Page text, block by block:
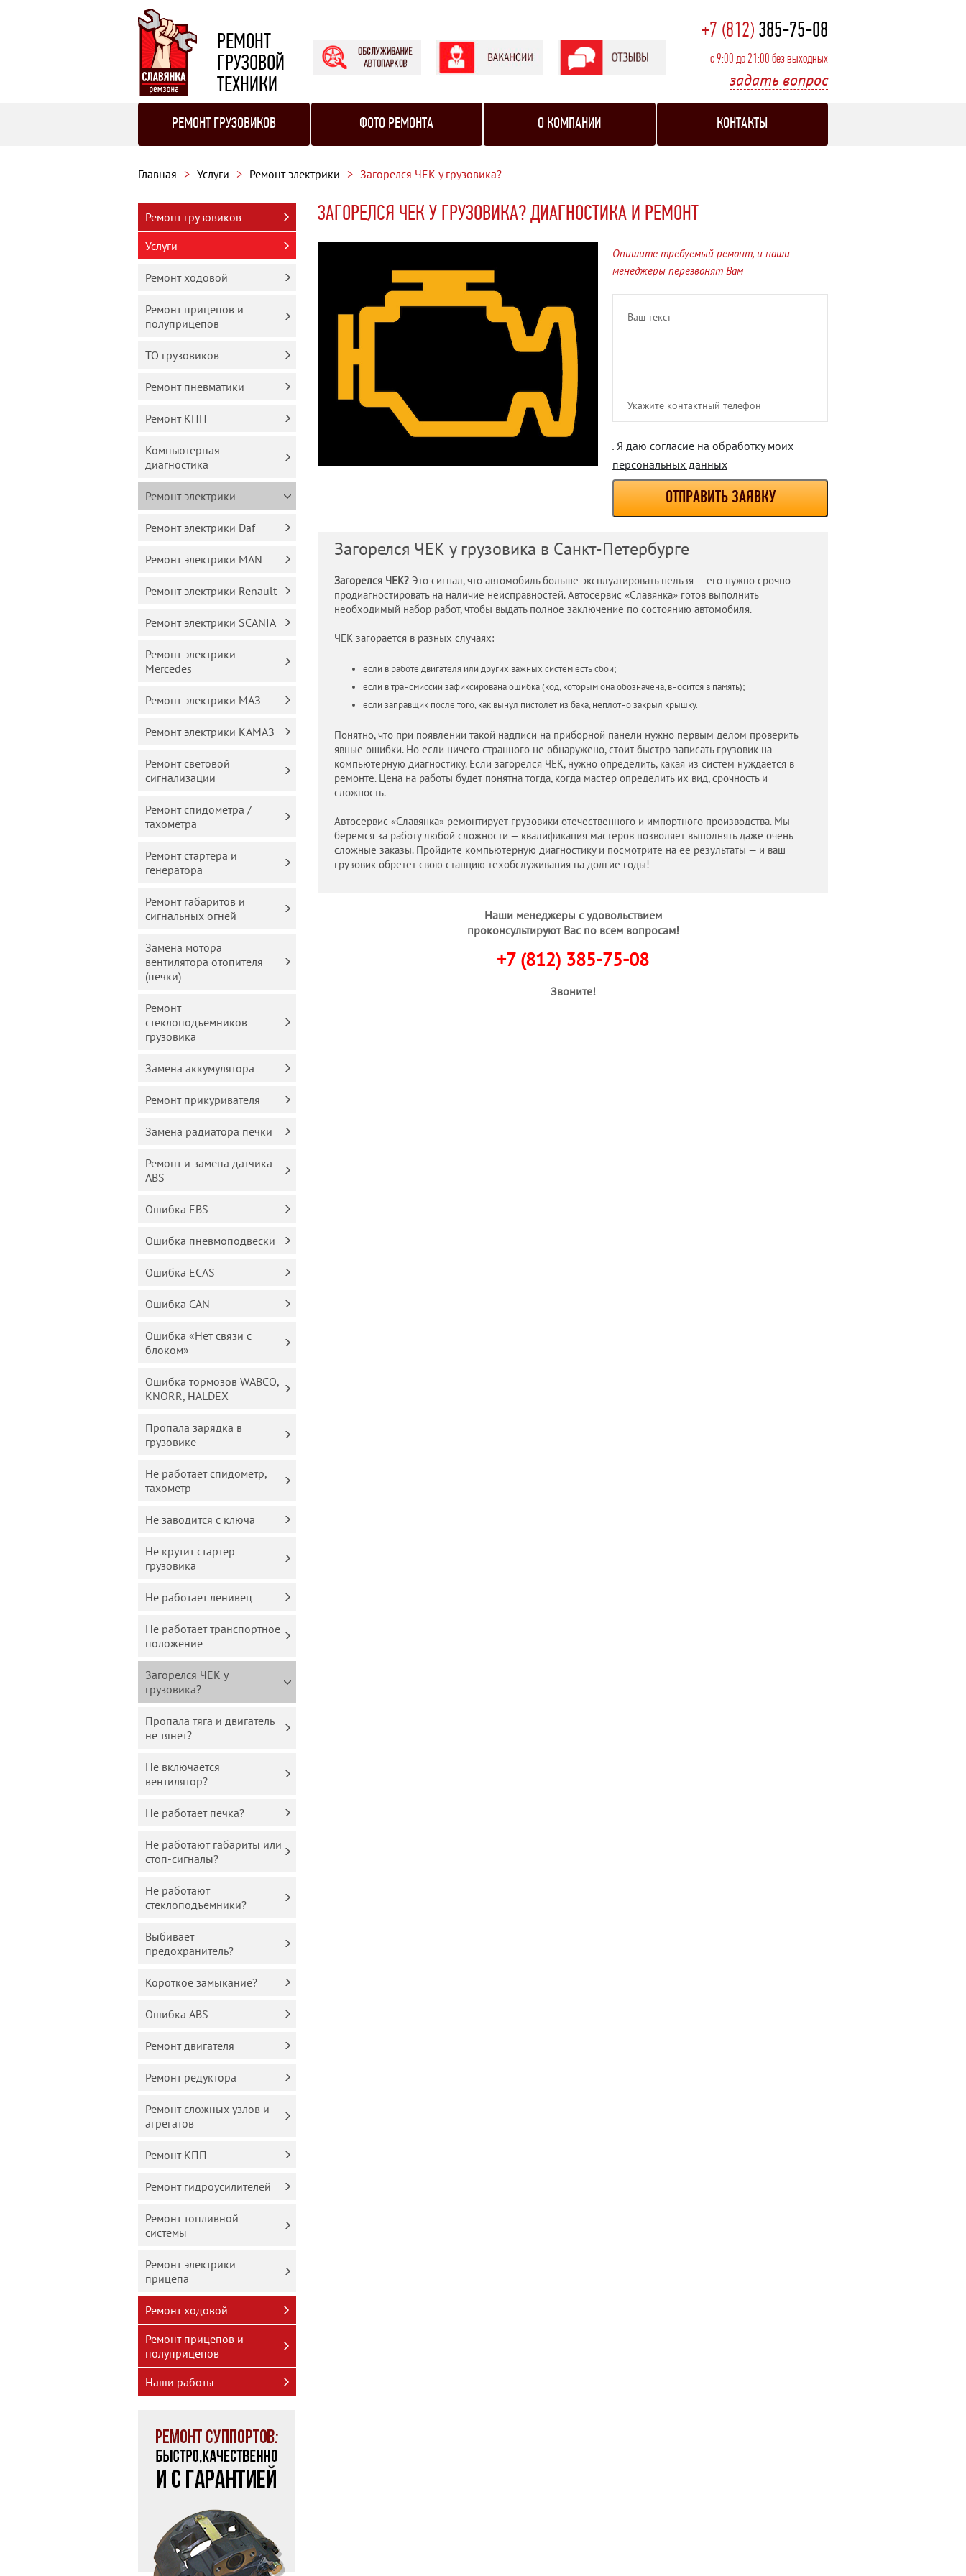
РЕМОНТ
ГРУЗОВОЙ
ТЕХНИКИ
+7 (812) 385-75-08
с 9:00 до 21:00 без выходных
задать вопрос
РЕМОНТ ГРУЗОВИКОВ ФОТО РЕМОНТА О КОМПАНИИ КОНТАКТЫ
Главная Услуги Ремонт электрики Загорелся ЧЕК у грузовика?
Ремонт грузовиков
Услуги
Ремонт ходовой
Ремонт прицепов и
полуприцепов
ТО грузовиков
Ремонт пневматики
Ремонт КПП
Компьютерная
диагностика
Ремонт электрики
Ремонт электрики Daf
Ремонт электрики MAN
Ремонт электрики Renault
Ремонт электрики SCANIA
Ремонт электрики
Mercedes
Ремонт электрики МАЗ
Ремонт электрики КАМАЗ
Ремонт световой
сигнализации
Ремонт спидометра /
тахометра
Ремонт стартера и
генератора
Ремонт габаритов и
сигнальных огней
Замена мотора
вентилятора отопителя
(печки)
Ремонт
стеклоподъемников
грузовика
Замена аккумулятора
Ремонт прикуривателя
Замена радиатора печки
Ремонт и замена датчика
ABS
Ошибка EBS
Ошибка пневмоподвески
Ошибка ECAS
Ошибка CAN
Ошибка «Нет связи с
блоком»
Ошибка тормозов WABCO,
KNORR, HALDEX
Пропала зарядка в
грузовике
Не работает спидометр,
тахометр
Не заводится с ключа
Не крутит стартер
грузовика
Не работает ленивец
Не работает транспортное
положение
Загорелся ЧЕК у
грузовика?
Пропала тяга и двигатель
не тянет?
Не включается
вентилятор?
Не работает печка?
Не работают габариты или
стоп-сигналы?
Не работают
стеклоподъемники?
Выбивает
предохранитель?
Короткое замыкание?
Ошибка ABS
Ремонт двигателя
Ремонт редуктора
Ремонт сложных узлов и
агрегатов
Ремонт КПП
Ремонт гидроусилителей
Ремонт топливной
системы
Ремонт электрики
прицепа
Ремонт ходовой
Ремонт прицепов и
полуприцепов
Наши работы
ЗАГОРЕЛСЯ ЧЕК У ГРУЗОВИКА? ДИАГНОСТИКА И РЕМОНТ
Опишите требуемый ремонт, и наши
менеджеры перезвонят Вам
Я даю согласие на обработку моих
персональных данных
ОТПРАВИТЬ ЗАЯВКУ
Загорелся ЧЕК у грузовика в Санкт-Петербурге
Загорелся ЧЕК? Это сигнал, что автомобиль больше эксплуатировать нельзя — его нужно срочно
продиагностировать на наличие неисправностей. Автосервис «Славянка» готов выполнить
необходимый набор работ, чтобы выдать полное заключение по состоянию автомобиля.
ЧЕК загорается в разных случаях:
если в работе двигателя или других важных систем есть сбои;
если в трансмиссии зафиксирована ошибка (код, которым она обозначена, вносится в память);
если заправщик после того, как вынул пистолет из бака, неплотно закрыл крышку.
Понятно, что при появлении такой надписи на приборной панели нужно первым делом проверить
явные ошибки. Но если ничего странного не обнаружено, стоит быстро записать грузовик на
компьютерную диагностику. Если загорелся ЧЕК, нужно определить, какая из систем нуждается в
ремонте. Цена на работы будет понятна тогда, когда мастер определить их вид, срочность и
сложность.
Автосервис «Славянка» ремонтирует грузовики отечественного и импортного производства. Мы
беремся за работу любой сложности — квалификация мастеров позволяет выполнять даже очень
сложные заказы. Пройдите компьютерную диагностику и посмотрите на ее результаты — и ваш
грузовик обретет свою станцию техобслуживания на долгие годы!
Наши менеджеры с удовольствием
проконсультируют Вас по всем вопросам!
+7 (812) 385-75-08
Звоните!